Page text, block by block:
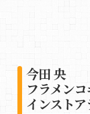
今田 央
フラメン
インストア